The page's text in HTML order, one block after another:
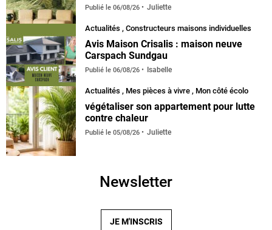
Publié le 06/08/26 Juliette
Actualités , Constructeurs maisons individuelles
Avis Maison Crisalis : maison neuve
Carspach Sundgau
Publié le 06/08/26 Isabelle
Actualités , Mes pièces à vivre , Mon côté écolo
végétaliser son appartement pour lutte
contre chaleur
Publié le 05/08/26 Juliette
Newsletter
JE M'INSCRIS